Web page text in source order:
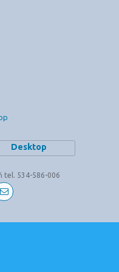
Desktop
tel. 534-586-006